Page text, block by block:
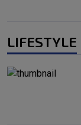
LIFESTYLE